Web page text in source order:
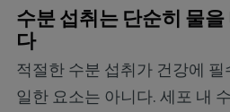
수분 섭취는 단순히 물을
다
적절한 수분 섭취가 건강에
일한 요소는 아니다. 세포 내